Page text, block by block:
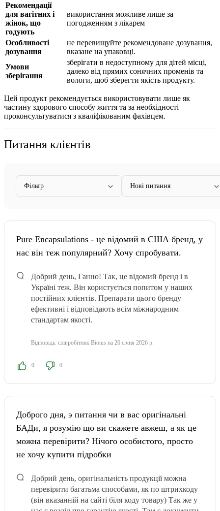
Рекомендації
для вагітних і
жінок, що
годують
використання можливе лише за
погодженням з лікарем
Особливості
дозування
не перевищуйте рекомендоване дозування,
вказане на упаковці.
Умови
зберігання
зберігати в недоступному для дітей місці,
далеко від прямих сонячних променів та
вологи, щоб зберегти якість продукту.
Цей продукт рекомендується використовувати лише як
частину здорового способу життя та за необхідності
проконсультуватися з кваліфікованим фахівцем.
Питання клієнтів
Фільтр Нові питання
Pure Encapsulations - це відомий в США бренд, у
нас він теж популярний? Хочу спробувати.
Добрий день, Ганно! Так, це відомий бренд і в
Україні теж. Він користується попитом у наших
постійних клієнтів. Препарати цього бренду
ефективні і відповідають всім міжнародним
стандартам якості.
Відповідь: співробітник Biotus на 26 січня 2026 р.
0 0
Доброго дня, э питання чи в вас оригінальні
БАДи, я розумію що ви скажете авжеш, а як це
можна перевірити? Нічого особистого, просто
не хочу купити підробки
Добрий день, оригінальність продукції можна
перевірити багатьма способами, як по штрихкоду
(він вказанній на сайті біля коду товару) Так же у